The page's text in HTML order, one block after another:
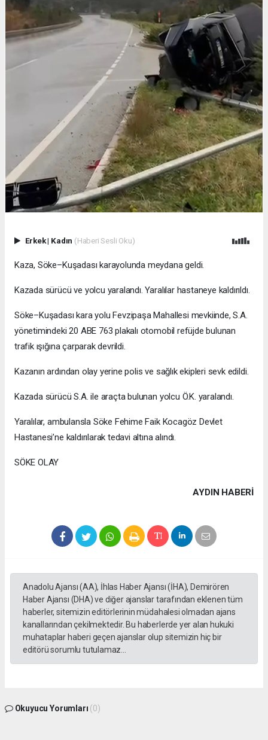
Erkek| Kadın (Haberi Sesli Oku)
Kaza, Söke–Kuşadası karayolunda meydana geldi.
Kazada sürücü ve yolcu yaralandı. Yaralılar hastaneye kaldırıldı.
Söke–Kuşadası kara yolu Fevzipaşa Mahallesi mevkiinde, S.A.
yönetimindeki 20 ABE 763 plakalı otomobil refüjde bulunan
trafik ışığına çarparak devrildi.
Kazanın ardından olay yerine polis ve sağlık ekipleri sevk edildi.
Kazada sürücü S.A. ile araçta bulunan yolcu Ö.K. yaralandı.
Yaralılar, ambulansla Söke Fehime Faik Kocagöz Devlet
Hastanesi’ne kaldırılarak tedavi altına alındı.
SÖKE OLAY
AYDIN HABERİ
Anadolu Ajansı (AA), İhlas Haber Ajansı (İHA), Demirören
Haber Ajansı (DHA) ve diğer ajanslar tarafından eklenen tüm
haberler, sitemizin editörlerinin müdahalesi olmadan ajans
kanallarından çekilmektedir. Bu haberlerde yer alan hukuki
muhataplar haberi geçen ajanslar olup sitemizin hiç bir
editörü sorumlu tutulamaz...
Okuyucu Yorumları (0)